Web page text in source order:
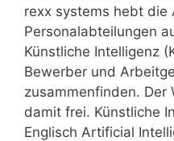
rexx systems hebt die
Personalabteilungen
Künstliche Intelligenz
Bewerber und
zusammenfinden. Der
damit frei. Künstliche
Englisch Artificial